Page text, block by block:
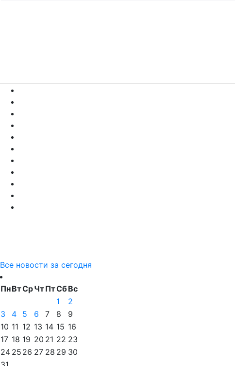
Все новости за сегодня
ПнВтСрЧтПтСбВс
1
2
3
4 5 6 7 8
9
10 11 12 13 14 15 16
17 18 19 20 21 22 23
24 25 26 27 28 29 30